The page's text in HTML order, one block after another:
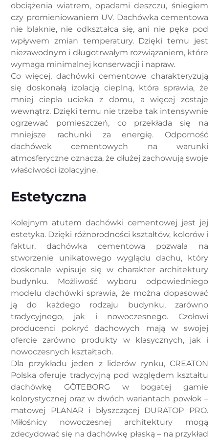
obciążenia wiatrem, opadami deszczu, śniegiem
czy promieniowaniem UV. Dachówka cementowa
nie blaknie, nie odkształca się, ani nie pęka pod
wpływem zmian temperatury. Dzięki temu jest
niezawodnym i długotrwałym rozwiązaniem, które
wymaga minimalnej konserwacji i napraw.
Co więcej, dachówki cementowe charakteryzują
się doskonałą izolacją cieplną, która sprawia, że
mniej ciepła ucieka z domu, a więcej zostaje
wewnątrz. Dzięki temu nie trzeba tak intensywnie
ogrzewać pomieszczeń, co przekłada się na
mniejsze rachunki za energię. Odporność
dachówek cementowych na warunki
atmosferyczne oznacza, że dłużej zachowują swoje
właściwości izolacyjne.
Estetyczna
Kolejnym atutem dachówki cementowej jest jej
estetyka. Dzięki różnorodności kształtów, kolorów i
faktur, dachówka cementowa pozwala na
stworzenie unikatowego wyglądu dachu, który
doskonale wpisuje się w charakter architektury
budynku. Możliwość wyboru odpowiedniego
modelu dachówki sprawia, że można dopasować
ją do każdego rodzaju budynku, zarówno
tradycyjnego, jak i nowoczesnego. Czołowi
producenci pokryć dachowych mają w swojej
ofercie zarówno produkty w klasycznych, jak i
nowoczesnych kształtach.
Dla przykładu jeden z liderów rynku, CREATON
Polska oferuje tradycyjną pod względem kształtu
dachówkę GÖTEBORG w bogatej gamie
kolorystycznej oraz w dwóch wariantach powłok –
matowej PLANAR i błyszczącej DURATOP PRO.
Miłośnicy nowoczesnej architektury mogą
zdecydować się na dachówkę płaską – na przykład